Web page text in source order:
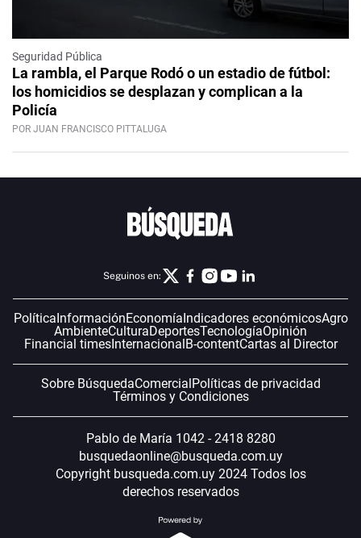
Seguridad Pública
La rambla, el Parque Rodó o un estadio de fútbol:
los homicidios se desplazan y complican a la
Policía
POR JUAN FRANCISCO PITTALUGA
Seguinos en:
PolíticaInformaciónEconomíaIndicadores económicosAgro
AmbienteCulturaDeportesTecnologíaOpinión
Financial timesInternacionalB-contentCartas al Director
Sobre BúsquedaComercialPolíticas de privacidad
Términos y Condiciones
Pablo de María 1042 - 2418 8280
busquedaonline@busqueda.com.uy
Copyright busqueda.com.uy 2024 Todos los
derechos reservados